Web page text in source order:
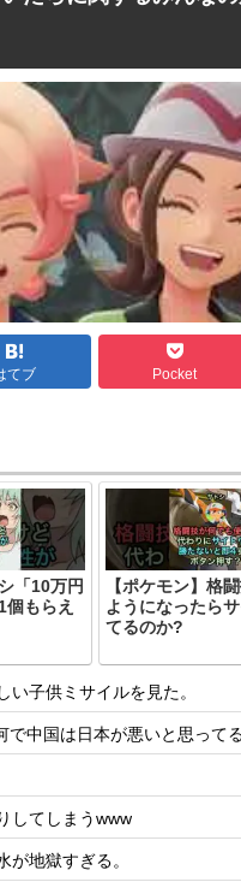
てブ Pocket
「10万円
もらえ
【ポケモン】格
ようになったら
てるのか?
い子供ミサイルを見た。
中国は日本が悪いと思って
してしまうwww
が地獄すぎる。